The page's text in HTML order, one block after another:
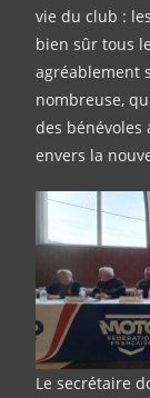
vie du club :
bien sûr tous
agréablement
nombreuse,
des
envers la
Le secrétaire